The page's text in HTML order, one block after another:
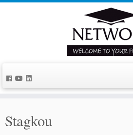
Stagkou